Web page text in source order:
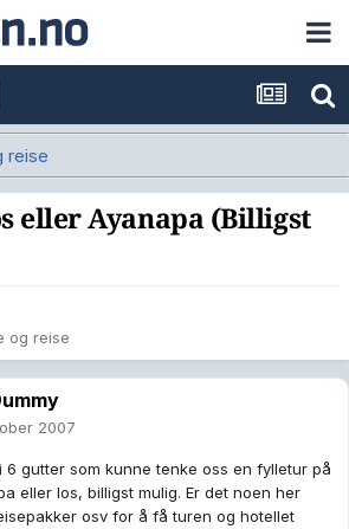
reise
eller Ayanapa (Billigst
og reise
2007
6 gutter som kunne tenke oss en fylletur på
eller Ios, billigst mulig. Er det noen her
osv for å få turen og hotellet